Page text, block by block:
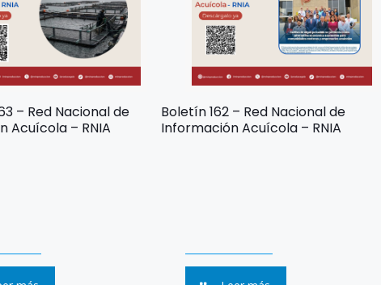
– Red Nacional de
Acuícola – RNIA
Boletín 162 – Red Nacional de
Información Acuícola – RNIA